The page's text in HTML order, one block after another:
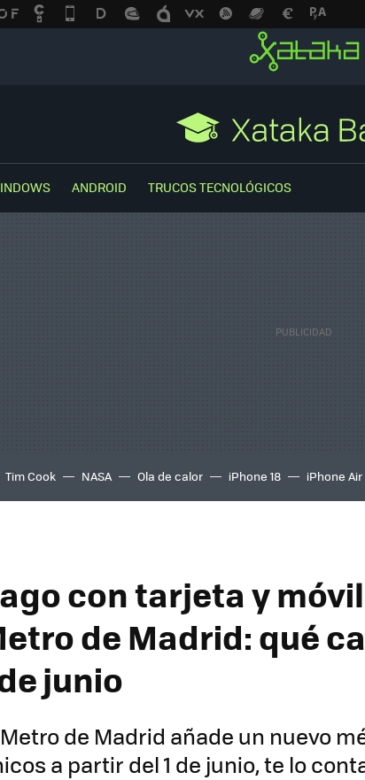
ANDROID TRUCOS TECNOLÓGICOS
Tim Cook NASA Ola de calor iPhone 18 iPhone Air
con tarjeta y
de Madrid: qué
junio
de Madrid añade un nuevo
a partir del 1 de junio, te lo